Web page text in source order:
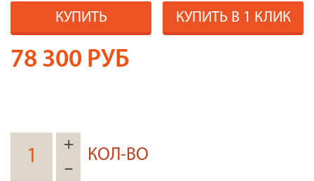
КУПИТЬ КУПИТЬ В 1 КЛИК
78 300 РУБ
+
–
КОЛ-ВО